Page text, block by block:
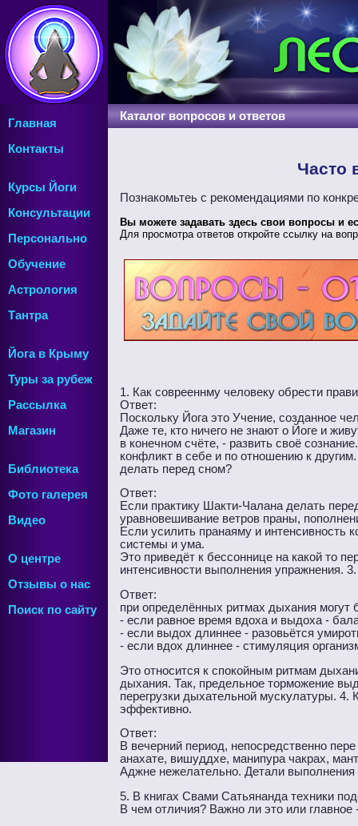
Главная
Контакты
Курсы Йоги
Консультации
Персонально
Обучение
Астрология
Тантра
Йога в Крыму
Туры за рубеж
Рассылка
Магазин
Библиотека
Фото галерея
Видео
О центре
Отзывы о нас
Поиск по сайту
Каталог вопросов и ответов
Часто
Познакомьтеь с рекомендациями по
Вы можете задавать здесь свои вопросы и
Для просмотра ответов откройте ссылку на
1. Как соврееннму человеку обрести
Ответ:
Поскольку Йога это Учение, созданное
Даже те, кто ничего не знают о Йоге и
в конечном счёте, - развить своё
конфликт в себе и по отношению к
делать перед сном?
Ответ:
Если практику Шакти-Чалана делать
уравновешивание ветров праны,
Если усилить пранаяму и интенсивность
системы и ума.
Это приведёт к бессоннице на какой то
интенсивности выполнения упражнения.
Ответ:
при определённых ритмах дыхания
- если равное время вдоха и выдоха -
- если выдох длиннее - разовьётся
- если вдох длиннее - стимуляция
Это относится к спокойным ритмам
дыхания. Так, предельное торможение
перегрузки дыхательной мускулатуры.
эффективно.
Ответ:
В вечерний период, непосредственно
анахате, вишуддхе, манипура чакрах,
Аджне нежелательно. Детали выполнения
5. В книгах Свами Сатьянанда техники
В чем отличия? Важно ли это или главное